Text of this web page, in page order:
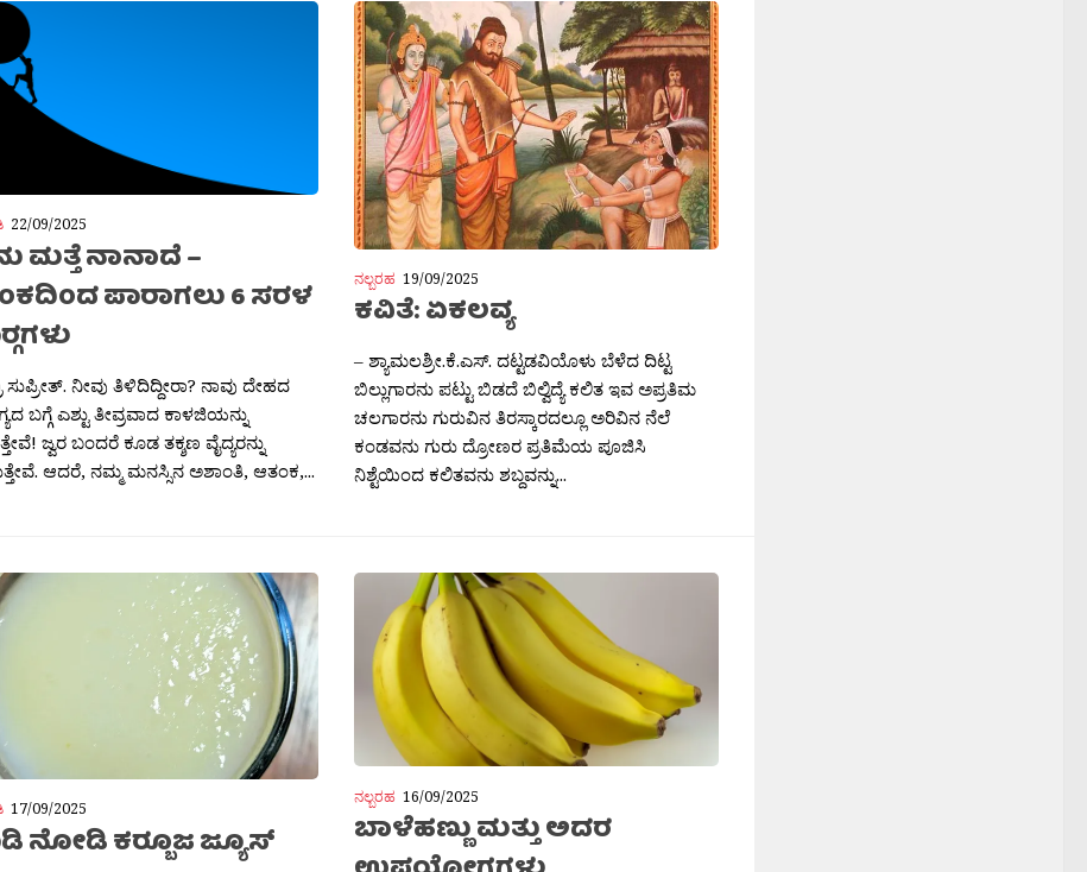
22/09/2025
ಮತ್ತೆ ನಾನಾದೆ –
ಪಾರಾಗಲು 6 ಸರಳ
ಸುಪ್ರೀತ್. ನೀವು ತಿಳಿದಿದ್ದೀರಾ? ನಾವು ದೇಹದ
ಬಗ್ಗೆ ಎಶ್ಟು ತೀವ್ರವಾದ ಕಾಳಜಿಯನ್ನು
ಜ್ವರ ಬಂದರೆ ಕೂಡ ತಕ್ಶಣ ವೈದ್ಯರನ್ನು
ಆದರೆ, ನಮ್ಮ ಮನಸ್ಸಿನ ಅಶಾಂತಿ, ಆತಂಕ,...
ನಲ್ಬರಹ 19/09/2025
ಕವಿತೆ: ಏಕಲವ್ಯ
– ಶ್ಯಾಮಲಶ್ರೀ.ಕೆ.ಎಸ್. ದಟ್ಟಡವಿಯೊಳು ಬೆಳೆದ ದಿಟ್ಟ
ಬಿಲ್ಲುಗಾರನು ಪಟ್ಟು ಬಿಡದೆ ಬಿಲ್ವಿದ್ಯೆ ಕಲಿತ ಇವ ಅಪ್ರತಿಮ
ಚಲಗಾರನು ಗುರುವಿನ ತಿರಸ್ಕಾರದಲ್ಲೂ ಅರಿವಿನ ನೆಲೆ
ಕಂಡವನು ಗುರು ದ್ರೋಣರ ಪ್ರತಿಮೆಯ ಪೂಜಿಸಿ
ನಿಶ್ಟೆಯಿಂದ ಕಲಿತವನು ಶಬ್ದವನ್ನು...
17/09/2025
ನೋಡಿ ಕರ‍್ಬೂಜ ಜ್ಯೂಸ್
ನಲ್ಬರಹ 16/09/2025
ಬಾಳೆಹಣ್ಣು ಮತ್ತು ಅದರ